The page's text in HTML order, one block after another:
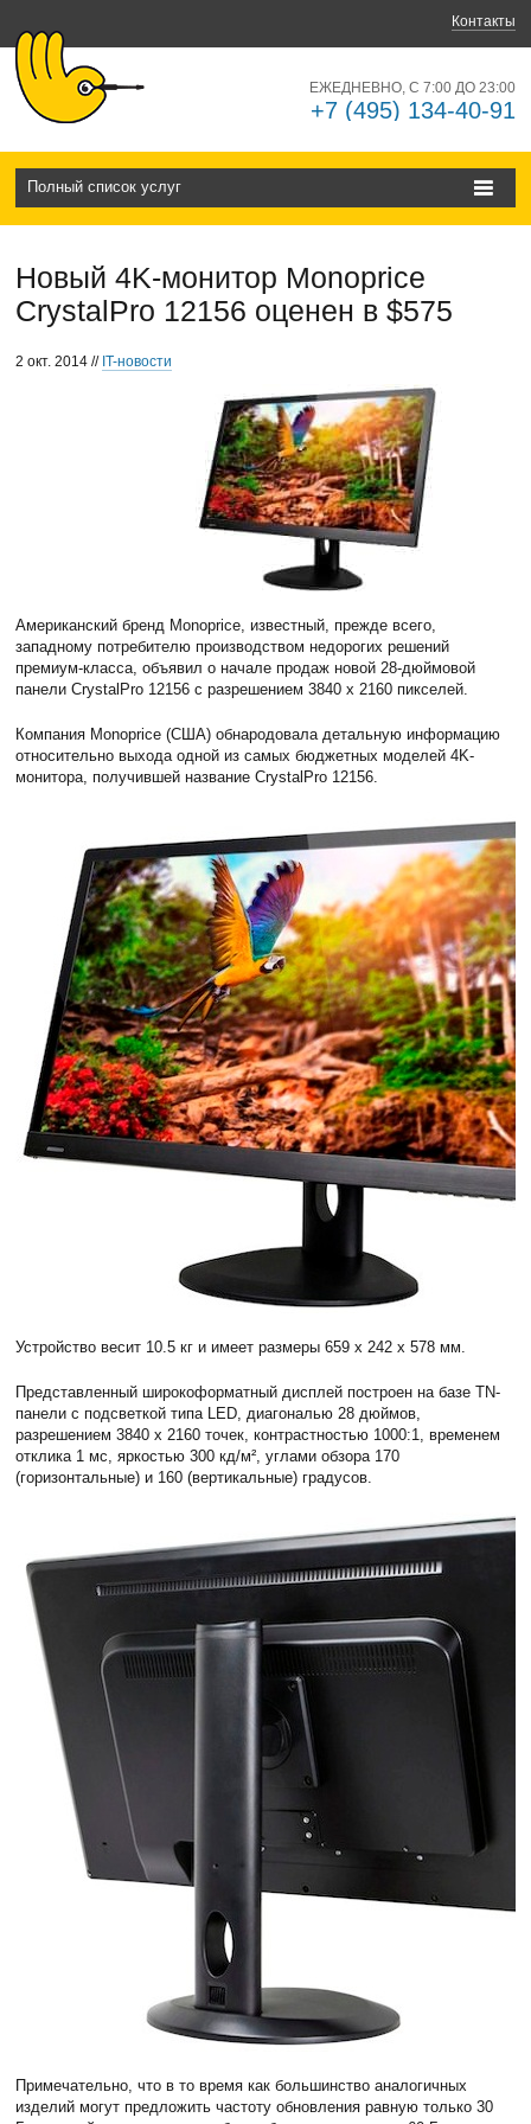
Контакты
ЕЖЕДНЕВНО, С 7:00 ДО 23:00
+7 (495) 134-40-91
Полный список услуг
Новый 4K-монитор Monoprice
CrystalPro 12156 оценен в $575
2 окт. 2014 // IT-новости
Американский бренд Monoprice, известный, прежде всего,
западному потребителю производством недорогих решений
премиум-класса, объявил о начале продаж новой 28-дюймовой
панели CrystalPro 12156 с разрешением 3840 x 2160 пикселей.
Компания Monoprice (США) обнародовала детальную информацию
относительно выхода одной из самых бюджетных моделей 4K-
монитора, получившей название CrystalPro 12156.
Устройство весит 10.5 кг и имеет размеры 659 x 242 x 578 мм.
Представленный широкоформатный дисплей построен на базе TN-
панели с подсветкой типа LED, диагональю 28 дюймов,
разрешением 3840 x 2160 точек, контрастностью 1000:1, временем
отклика 1 мс, яркостью 300 кд/м², углами обзора 170
(горизонтальные) и 160 (вертикальные) градусов.
Примечательно, что в то время как большинство аналогичных
изделий могут предложить частоту обновления равную только 30